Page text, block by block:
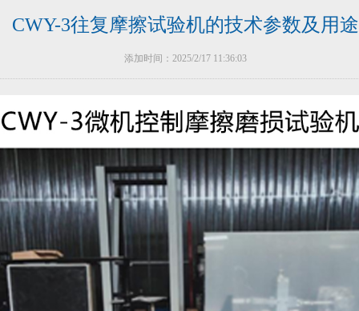
CWY-3往复摩擦试验机的技术参数及用途
添加时间：2025/2/17 11:36:03